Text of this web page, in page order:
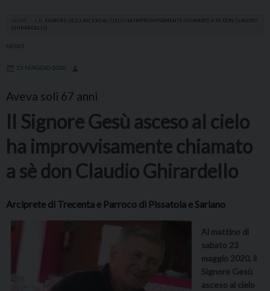
HOME
IL SIGNORE GESÙ ASCESO AL CIELO HA IMPROVVISAMENTE CHIAMATO A SÈ DON CLAUDIO
GHIRARDELLO
NEWS
23 MAGGIO 2020
Aveva soli 67 anni
Il Signore Gesù asceso al cielo
ha improvvisamente chiamato
a sè don Claudio Ghirardello
Arciprete di Trecenta e Parroco di Pissatola e Sariano
Al mattino di
sabato 23
maggio 2020, il
Signore Gesù
asceso al cielo